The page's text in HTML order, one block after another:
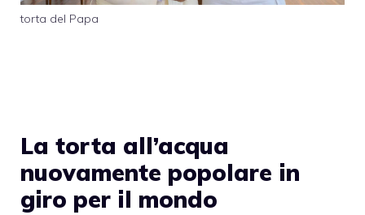
torta del Papa
La torta all’acqua
nuovamente popolare in
giro per il mondo